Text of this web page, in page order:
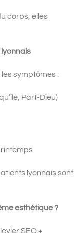
corps, elles
symptômes :
Part-Dieu)
lyonnais sont
esthétique ?
SEO +